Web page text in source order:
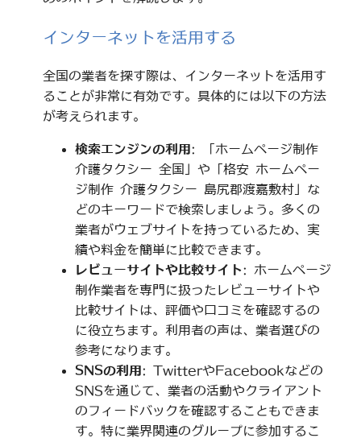
インターネットを活用する
全国の業者を探す際は、インターネットを活用す
ることが非常に有効です。具体的には以下の方法
が考えられます。
検索エンジンの利用 : 「ホームページ制作
介護タクシー 全国」や「格安 ホームペー
ジ制作 介護タクシー 島尻郡渡嘉敷村」な
どのキーワードで検索しましょう。多くの
業者がウェブサイトを持っているため、実
績や料金を簡単に比較できます。
レビューサイトや比較サイト: ホームページ
制作業者を専門に扱ったレビューサイトや
比較サイトは、評価や口コミを確認するの
に役立ちます。利用者の声は、業者選びの
参考になります。
SNSの利用 : TwitterやFacebookなどの
SNSを通じて、業者の活動やクライアント
のフィードバックを確認することもできま
す。特に業界関連のグループに参加するこ